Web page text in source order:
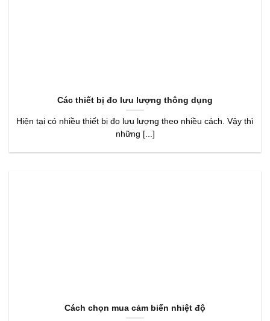
Các thiết bị đo lưu lượng thông dụng
Hiện tại có nhiều thiết bị đo lưu lượng theo nhiều cách. Vậy thì
những [...]
Cách chọn mua cảm biến nhiệt độ